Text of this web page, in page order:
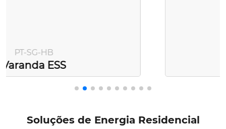
Soluções de Energia Residencial